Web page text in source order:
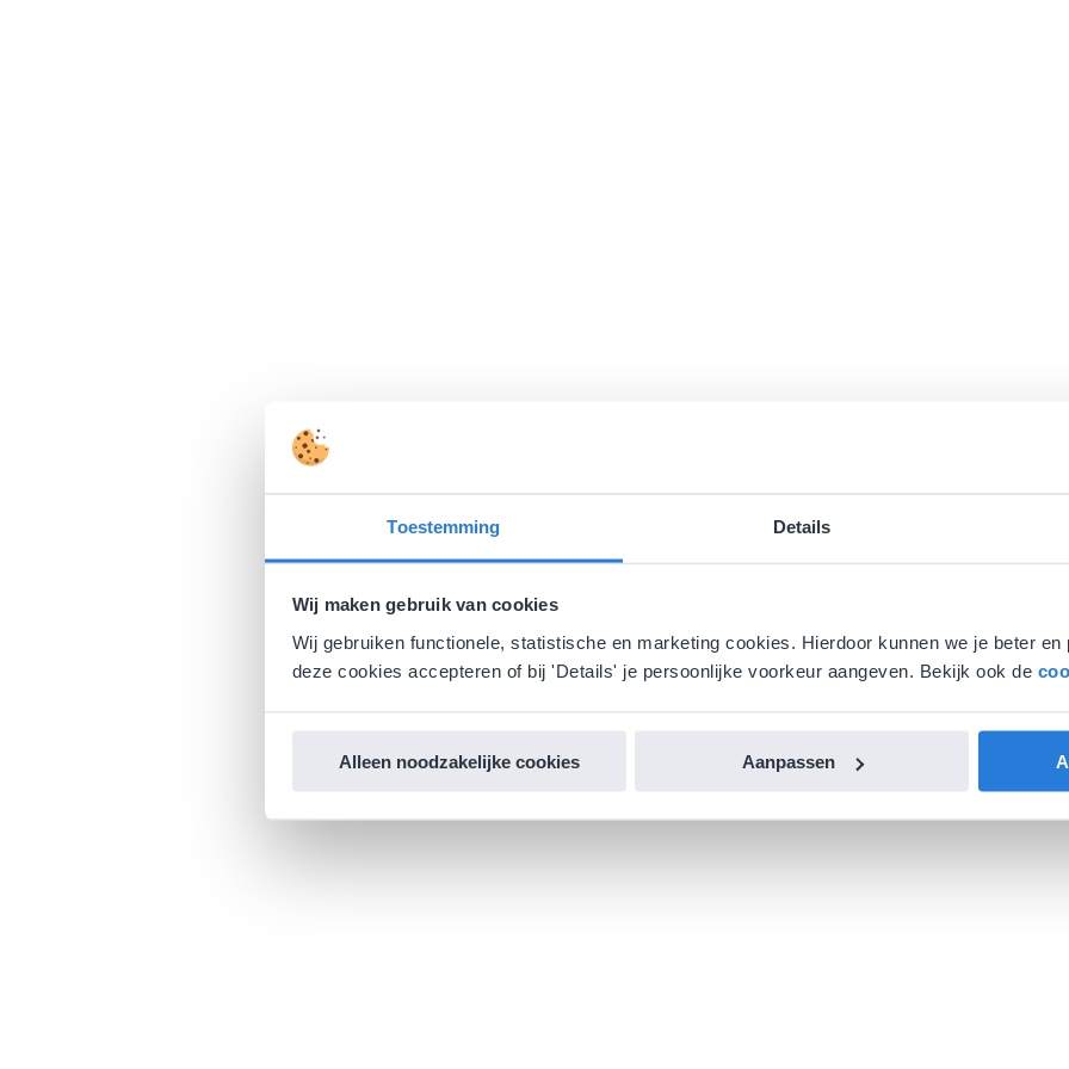
Toestemming Details
Wij maken gebruik van cookies
Wij gebruiken functionele, statistische en marketing cookies. Hierdoor kunnen we je beter
deze cookies accepteren of bij 'Details' je persoonlijke voorkeur aangeven. Bekijk ook de
Alleen noodzakelijke cookies Aanpassen